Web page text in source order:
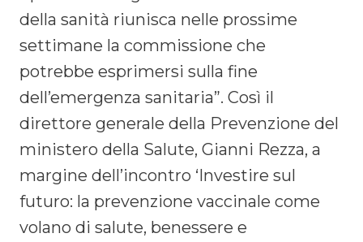
della sanità riunisca nelle prossime
settimane la commissione che
potrebbe esprimersi sulla fine
dell’emergenza sanitaria”. Così il
direttore generale della Prevenzione del
ministero della Salute, Gianni Rezza, a
margine dell’incontro ‘Investire sul
futuro: la prevenzione vaccinale come
volano di salute, benessere e